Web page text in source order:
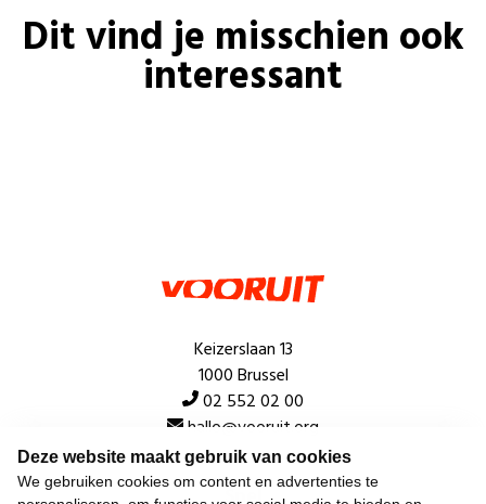
Deze website maakt gebruik van cookies
We gebruiken cookies om content en advertenties te
Dit vind je misschien ook
interessant
Keizerslaan 13
1000 Brussel
02 552 02 00
hallo@vooruit.org
Snel